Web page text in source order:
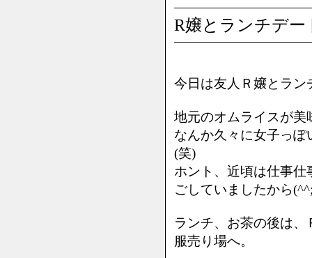
R嬢とランチデー
今日は友人Ｒ嬢とラン
地元のオムライスが美
なんか久々に女子っ
(笑)
ホント、近頃は仕事
ごしていましたから
ランチ、お茶の後は
服売り場へ。